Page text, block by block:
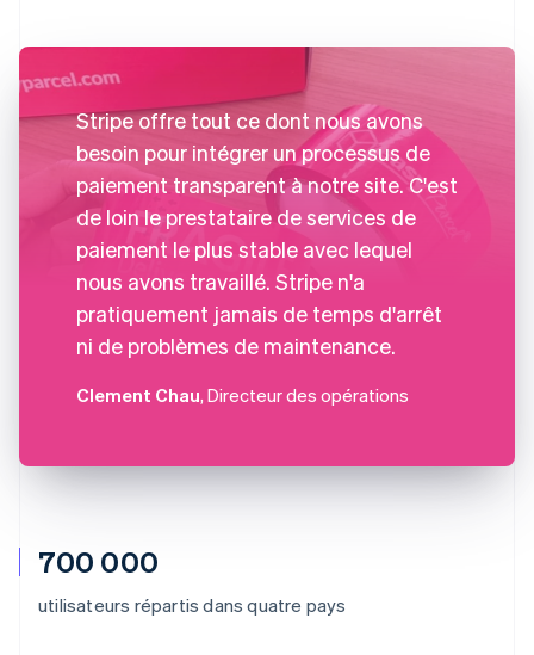
700 000
utilisateurs répartis dans quatre pays
Stripe offre tout ce dont nous avons
besoin pour intégrer un processus de
paiement transparent à notre site. C'est
de loin le prestataire de services de
paiement le plus stable avec lequel
nous avons travaillé. Stripe n'a
pratiquement jamais de temps d'arrêt
ni de problèmes de maintenance.
Clement Chau, Directeur des opérations